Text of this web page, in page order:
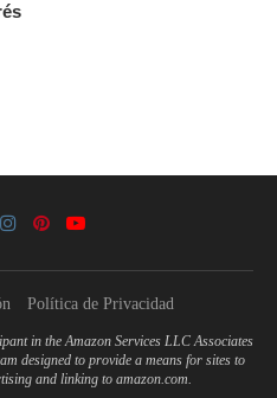
Política de Privacidad
in the Amazon Services LLC Associates
designed to provide a means for sites to
and linking to amazon.com.